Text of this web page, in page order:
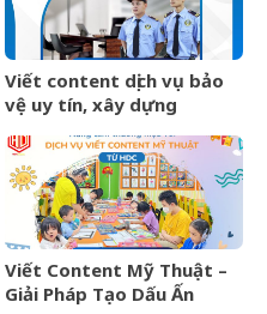
Viết content dịch vụ bảo
vệ uy tín, xây dựng
Viết Content Mỹ Thuật –
Giải Pháp Tạo Dấu Ấn